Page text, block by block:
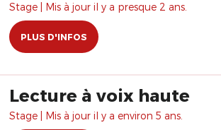
Stage | Mis à jour il y a presque 2 ans.
PLUS D'INFOS
Lecture à voix haute
Stage | Mis à jour il y a environ 5 ans.